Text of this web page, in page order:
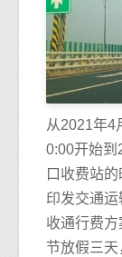
从2021年4
0:00开始到
口收费站
印发交通
收通行费
节放假三